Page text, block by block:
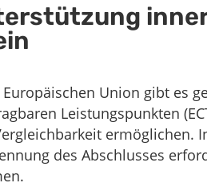
Europäischen Union gibt es
Leistungspunkten
ermöglichen.
des Abschlusses